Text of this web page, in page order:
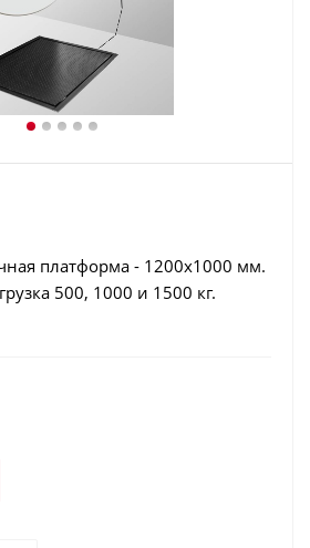
платформа - 1200х1000 мм.
500, 1000 и 1500 кг.
Аккумулятор. Дозаторный